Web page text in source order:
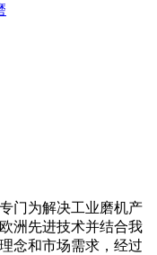
门为解决工业磨机产
洲先进技术并结合我
念和市场需求，经过